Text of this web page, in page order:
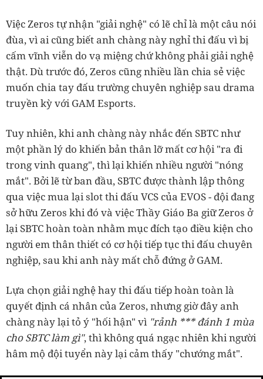
Việc Zeros tự nhận "giải nghệ" có lẽ chỉ là một câu nói
đùa, vì ai cũng biết anh chàng này nghỉ thi đấu vì bị
cấm vĩnh viễn do vạ miệng chứ không phải giải nghệ
thật. Dù trước đó, Zeros cũng nhiều lần chia sẻ việc
muốn chia tay đấu trường chuyên nghiệp sau drama
truyền kỳ với GAM Esports.
Tuy nhiên, khi anh chàng này nhắc đến SBTC như
một phần lý do khiến bản thân lỡ mất cơ hội "ra đi
trong vinh quang", thì lại khiến nhiều người "nóng
mắt". Bởi lẽ từ ban đầu, SBTC được thành lập thông
qua việc mua lại slot thi đấu VCS của EVOS - đội đang
sở hữu Zeros khi đó và việc Thầy Giáo Ba giữ Zeros ở
lại SBTC hoàn toàn nhằm mục đích tạo điều kiện cho
người em thân thiết có cơ hội tiếp tục thi đấu chuyên
nghiệp, sau khi anh này mất chỗ đứng ở GAM.
Lựa chọn giải nghệ hay thi đấu tiếp hoàn toàn là
quyết định cá nhân của Zeros, nhưng giờ đây anh
chàng này lại tỏ ý "hối hận" vì "rảnh *** đánh 1 mùa
cho SBTC làm gì", thì không quá ngạc nhiên khi người
hâm mộ đội tuyển này lại cảm thấy "chướng mắt".